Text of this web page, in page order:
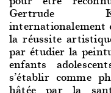
Gertrude
internationalement
la réussite
par étudier la
enfants
s’établir comme
hâtée par la